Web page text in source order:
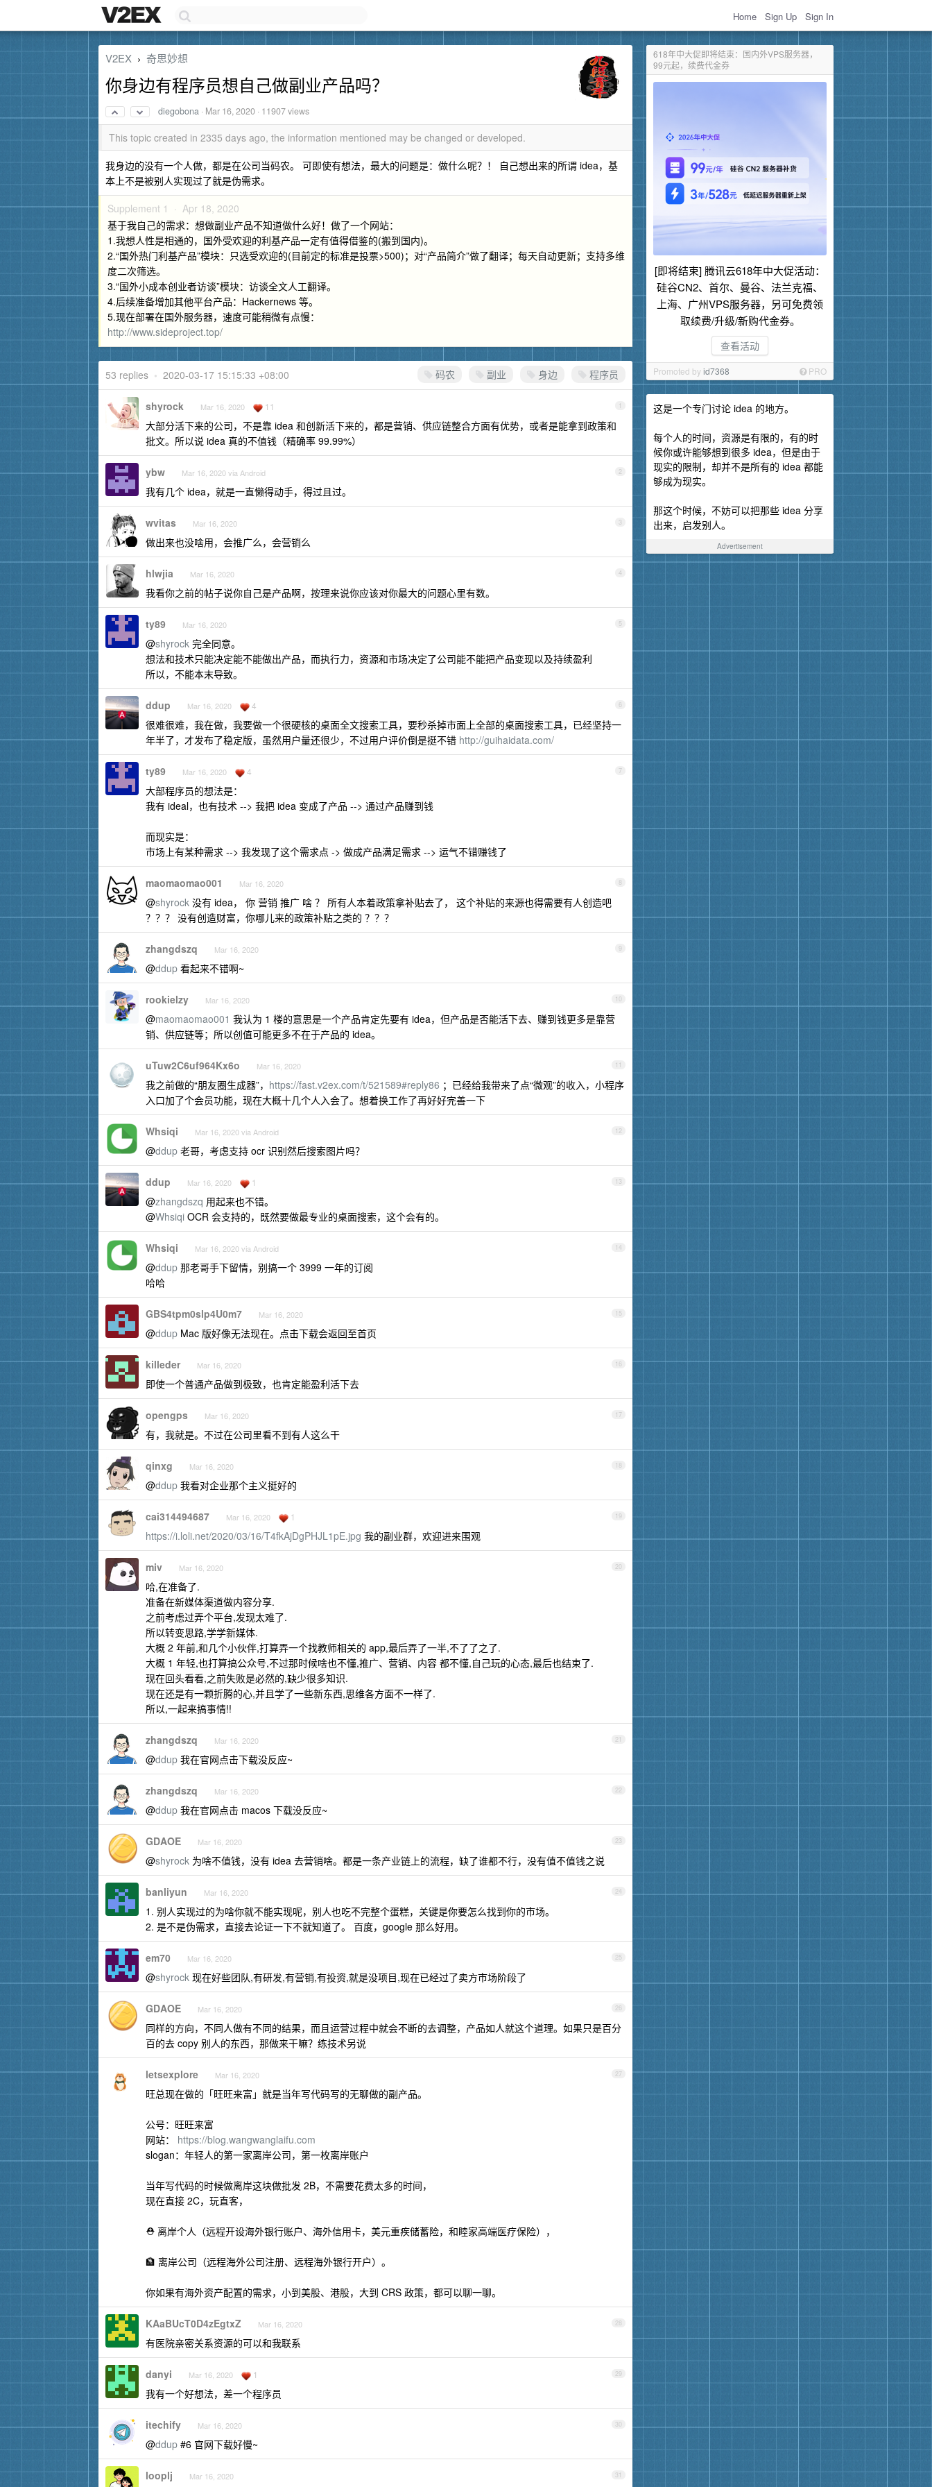
Home Sign Up Sign In
618年中大促即将结束：国内外VPS服务器，
99元起，续费代金券
[即将结束] 腾讯云618年中大促活动：
硅谷CN2、首尔、曼谷、法兰克福、
上海、广州VPS服务器，另可免费领
取续费/升级/新购代金券。
查看活动
Promoted byid7368 PRO
这是一个专门讨论 idea 的地方。
每个人的时间，资源是有限的，有的时
候你或许能够想到很多 idea，但是由于
现实的限制，却并不是所有的 idea 都能
够成为现实。
那这个时候，不妨可以把那些 idea 分享
出来，启发别人。
Advertisement
V2EX › 奇思妙想
你身边有程序员想自己做副业产品吗？
diegobona · Mar 16, 2020 · 11907 views
This topic created in 2335 days ago, the information mentioned may be changed or developed.
我身边的没有一个人做，都是在公司当码农。 可即使有想法，最大的问题是：做什么呢？！ 自己想出来的所谓 idea，基
本上不是被别人实现过了就是伪需求。
Supplement 1 · Apr 18, 2020
基于我自己的需求：想做副业产品不知道做什么好！做了一个网站：
1.我想人性是相通的，国外受欢迎的利基产品一定有值得借鉴的(搬到国内)。
2.“国外热门利基产品”模块：只选受欢迎的(目前定的标准是投票>500)；对“产品简介”做了翻译；每天自动更新；支持多维
度二次筛选。
3.“国外小成本创业者访谈”模块：访谈全文人工翻译。
4.后续准备增加其他平台产品：Hackernews 等。
5.现在部署在国外服务器，速度可能稍微有点慢：
http://www.sideproject.top/
码农 副业 身边 程序员
53 replies • 2020-03-17 15:15:33 +08:00
1
shyrock Mar 16, 2020 11
大部分活下来的公司，不是靠 idea 和创新活下来的，都是营销、供应链整合方面有优势，或者是能拿到政策和
批文。所以说 idea 真的不值钱（精确率 99.99%）
2
ybw Mar 16, 2020 via Android
我有几个 idea，就是一直懒得动手，得过且过。
3
wvitas Mar 16, 2020
做出来也没啥用，会推广么，会营销么
4
hlwjia Mar 16, 2020
我看你之前的帖子说你自己是产品啊，按理来说你应该对你最大的问题心里有数。
5
ty89 Mar 16, 2020
@shyrock 完全同意。
想法和技术只能决定能不能做出产品，而执行力，资源和市场决定了公司能不能把产品变现以及持续盈利
所以，不能本末导致。
6
ddup Mar 16, 2020 4
很难很难，我在做，我要做一个很硬核的桌面全文搜索工具，要秒杀掉市面上全部的桌面搜索工具，已经坚持一
年半了，才发布了稳定版，虽然用户量还很少，不过用户评价倒是挺不错 http://guihaidata.com/
7
ty89 Mar 16, 2020 4
大部程序员的想法是：
我有 ideal，也有技术 --> 我把 idea 变成了产品 --> 通过产品赚到钱
而现实是：
市场上有某种需求 --> 我发现了这个需求点 -> 做成产品满足需求 --> 运气不错赚钱了
8
maomaomao001 Mar 16, 2020
@shyrock 没有 idea， 你 营销 推广 啥 ？ 所有人本着政策拿补贴去了， 这个补贴的来源也得需要有人创造吧
？？？ 没有创造财富，你哪儿来的政策补贴之类的 ？？？
9
zhangdszq Mar 16, 2020
@ddup 看起来不错啊~
10
rookielzy Mar 16, 2020
@maomaomao001 我认为 1 楼的意思是一个产品肯定先要有 idea，但产品是否能活下去、赚到钱更多是靠营
销、供应链等；所以创值可能更多不在于产品的 idea。
11
uTuw2C6uf964Kx6o Mar 16, 2020
我之前做的“朋友圈生成器”， https://fast.v2ex.com/t/521589#reply86 ；已经给我带来了点“微观”的收入，小程序
入口加了个会员功能，现在大概十几个人入会了。想着换工作了再好好完善一下
12
Whsiqi Mar 16, 2020 via Android
@ddup 老哥，考虑支持 ocr 识别然后搜索图片吗？
13
ddup Mar 16, 2020 1
@zhangdszq 用起来也不错。
@Whsiqi OCR 会支持的，既然要做最专业的桌面搜索，这个会有的。
14
Whsiqi Mar 16, 2020 via Android
@ddup 那老哥手下留情，别搞一个 3999 一年的订阅
哈哈
15
GBS4tpm0slp4U0m7 Mar 16, 2020
@ddup Mac 版好像无法现在。点击下载会返回至首页
16
killeder Mar 16, 2020
即使一个普通产品做到极致，也肯定能盈利活下去
17
opengps Mar 16, 2020
有，我就是。不过在公司里看不到有人这么干
18
qinxg Mar 16, 2020
@ddup 我看对企业那个主义挺好的
19
cai314494687 Mar 16, 2020 1
https://i.loli.net/2020/03/16/T4fkAjDgPHJL1pE.jpg 我的副业群，欢迎进来围观
20
miv Mar 16, 2020
哈,在准备了.
准备在新媒体渠道做内容分享.
之前考虑过弄个平台,发现太难了.
所以转变思路,学学新媒体.
大概 2 年前,和几个小伙伴,打算弄一个找教师相关的 app,最后弄了一半,不了了之了.
大概 1 年轻,也打算搞公众号,不过那时候啥也不懂,推广、营销、内容 都不懂,自己玩的心态,最后也结束了.
现在回头看看,之前失败是必然的,缺少很多知识.
现在还是有一颗折腾的心,并且学了一些新东西,思维各方面不一样了.
所以,一起来搞事情!!
21
zhangdszq Mar 16, 2020
@ddup 我在官网点击下载没反应~
22
zhangdszq Mar 16, 2020
@ddup 我在官网点击 macos 下载没反应~
23
GDAOE Mar 16, 2020
@shyrock 为啥不值钱，没有 idea 去营销啥。都是一条产业链上的流程，缺了谁都不行，没有值不值钱之说
24
banliyun Mar 16, 2020
1. 别人实现过的为啥你就不能实现呢，别人也吃不完整个蛋糕，关键是你要怎么找到你的市场。
2. 是不是伪需求，直接去论证一下不就知道了。 百度，google 那么好用。
25
em70 Mar 16, 2020
@shyrock 现在好些团队,有研发,有营销,有投资,就是没项目,现在已经过了卖方市场阶段了
26
GDAOE Mar 16, 2020
同样的方向，不同人做有不同的结果，而且运营过程中就会不断的去调整，产品如人就这个道理。如果只是百分
百的去 copy 别人的东西，那做来干嘛？练技术另说
27
letsexplore Mar 16, 2020
旺总现在做的「旺旺来富」就是当年写代码写的无聊做的副产品。
公号：旺旺来富
网站： https://blog.wangwanglaifu.com
slogan：年轻人的第一家离岸公司，第一枚离岸账户
当年写代码的时候做离岸这块做批发 2B，不需要花费太多的时间，
现在直接 2C，玩直客，
⛑ 离岸个人（远程开设海外银行账户、海外信用卡，美元重疾储蓄险，和睦家高端医疗保险），
🏦 离岸公司（远程海外公司注册、远程海外银行开户）。
你如果有海外资产配置的需求，小到美股、港股，大到 CRS 政策，都可以聊一聊。
28
KAaBUcT0D4zEgtxZ Mar 16, 2020
有医院亲密关系资源的可以和我联系
29
danyi Mar 16, 2020 1
我有一个好想法，差一个程序员
30
itechify Mar 16, 2020
@ddup #6 官网下载好慢~
31
looplj Mar 16, 2020